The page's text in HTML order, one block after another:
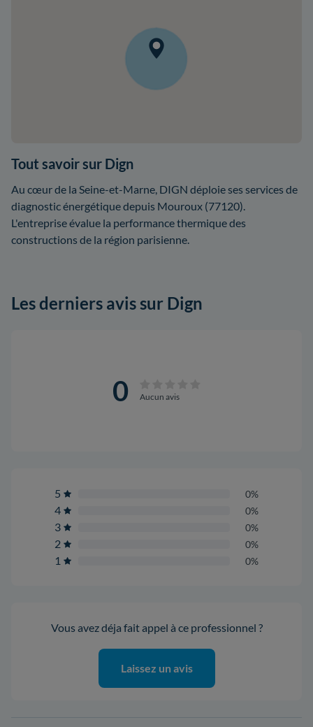
Tout savoir sur Dign
Au cœur de la Seine-et-Marne, DIGN déploie ses services de
diagnostic énergétique depuis Mouroux (77120).
L'entreprise évalue la performance thermique des
constructions de la région parisienne.
Les derniers avis sur Dign
0 Aucun avis
5 0%
4 0%
3 0%
2 0%
1 0%
Vous avez déja fait appel à ce professionnel ?
Laissez un avis